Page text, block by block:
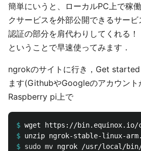
簡単にいうと、ローカルPC上で稼
クサービスを外部公開できるサー
認証の部分を肩代わりしてくれる！
ということで早速使ってみます．
ngrokのサイトに行き，Get
ます(GithubやGoogleのアカウント
Raspberry pi上で
$
$
$ sudo mv